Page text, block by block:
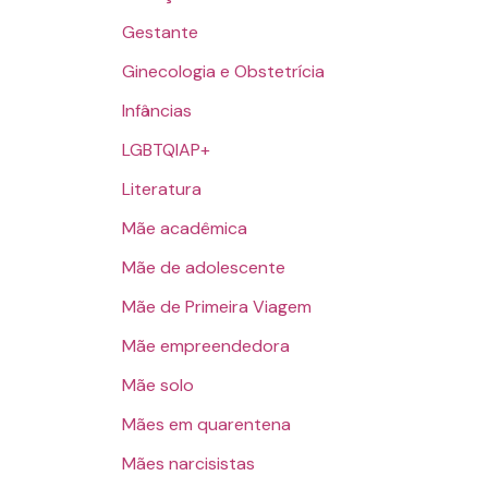
Gestante
Ginecologia e Obstetrícia
Infâncias
LGBTQIAP+
Literatura
Mãe acadêmica
Mãe de adolescente
Mãe de Primeira Viagem
Mãe empreendedora
Mãe solo
Mães em quarentena
Mães narcisistas